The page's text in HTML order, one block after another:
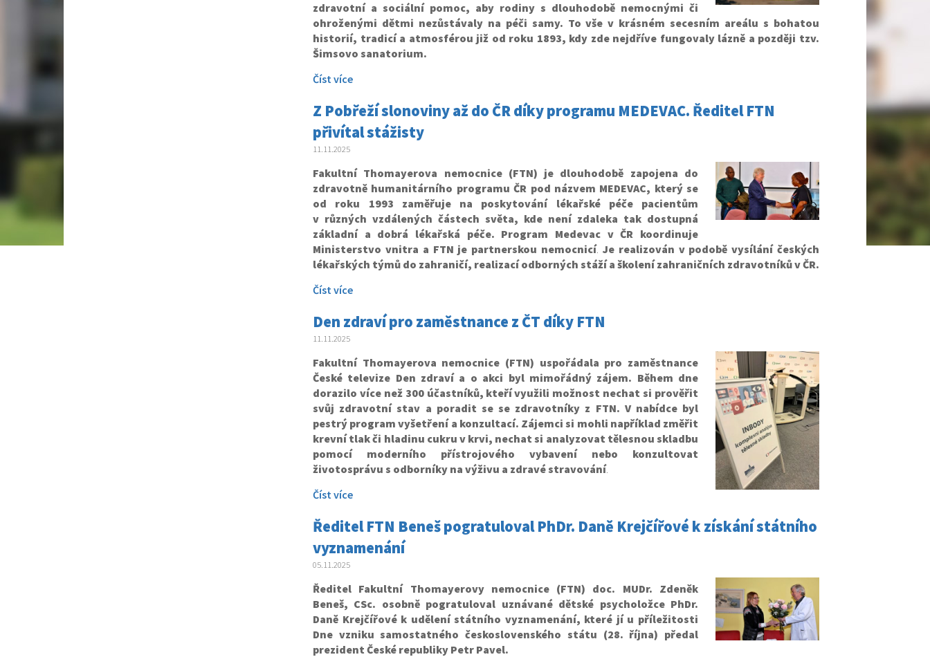
zdravotní a sociální pomoc, aby rodiny s dlouhodobě nemocnými či
ohroženými dětmi nezůstávaly na péči samy. To vše v krásném secesním areálu s bohatou
historií, tradicí a atmosférou již od roku 1893, kdy zde nejdříve fungovaly lázně a později tzv.
Šimsovo sanatorium.
Číst více
Z Pobřeží slonoviny až do ČR díky programu MEDEVAC. Ředitel FTN
přivítal stážisty
11.11.2025
Fakultní Thomayerova nemocnice (FTN) je dlouhodobě zapojena do
zdravotně humanitárního programu ČR pod názvem MEDEVAC, který se
od roku 1993 zaměřuje na poskytování lékařské péče pacientům
v různých vzdálených částech světa, kde není zdaleka tak dostupná
základní a dobrá lékařská péče. Program Medevac v ČR koordinuje
Ministerstvo vnitra a FTN je partnerskou nemocnicí. Je realizován v podobě vysílání českých
lékařských týmů do zahraničí, realizací odborných stáží a školení zahraničních zdravotníků v ČR.
Číst více
Den zdraví pro zaměstnance z ČT díky FTN
11.11.2025
Fakultní Thomayerova nemocnice (FTN) uspořádala pro zaměstnance
České televize Den zdraví a o akci byl mimořádný zájem. Během dne
dorazilo více než 300 účastníků, kteří využili možnost nechat si prověřit
svůj zdravotní stav a poradit se se zdravotníky z FTN. V nabídce byl
pestrý program vyšetření a konzultací. Zájemci si mohli například změřit
krevní tlak či hladinu cukru v krvi, nechat si analyzovat tělesnou skladbu
pomocí moderního přístrojového vybavení nebo konzultovat
životosprávu s odborníky na výživu a zdravé stravování.
Číst více
Ředitel FTN Beneš pogratuloval PhDr. Daně Krejčířové k získání státního
vyznamenání
05.11.2025
Ředitel Fakultní Thomayerovy nemocnice (FTN) doc. MUDr. Zdeněk
Beneš, CSc. osobně pogratuloval uznávané dětské psycholožce PhDr.
Daně Krejčířové k udělení státního vyznamenání, které jí u příležitosti
Dne vzniku samostatného československého státu (28. října) předal
prezident České republiky Petr Pavel.